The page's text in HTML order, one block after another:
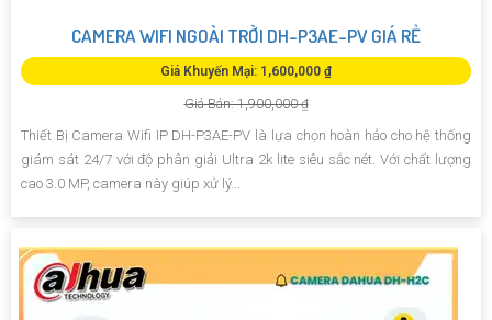
CAMERA WIFI NGOÀI TRỜI DH-P3AE-PV GIÁ RẺ
Giá Khuyến Mại: 1,600,000 ₫
Giá Bán: 1,900,000 ₫
Thiết Bị Camera Wifi IP DH-P3AE-PV là lựa chọn hoàn hảo cho hệ thống
giám sát 24/7 với độ phân giải Ultra 2k lite siêu sắc nét. Với chất lượng
cao 3.0 MP, camera này giúp xử lý...